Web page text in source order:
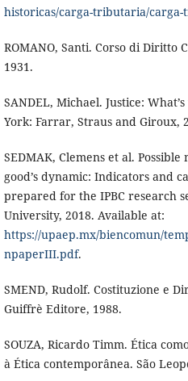
historicas/carga-tributaria/
ROMANO, Santi. Corso di Diritto
1931.
SANDEL, Michael. Justice:
York: Farrar, Straus and Giroux,
SEDMAK, Clemens et al.
good’s dynamic: Indicators and
prepared for the IPBC research
University, 2018. Available at:
https://upaep.mx/biencomun/
npaperIII.pdf.
SMEND, Rudolf. Costituzione e
Guiffrè Editore, 1988.
SOUZA, Ricardo Timm. Ética
à Ética contemporânea. São